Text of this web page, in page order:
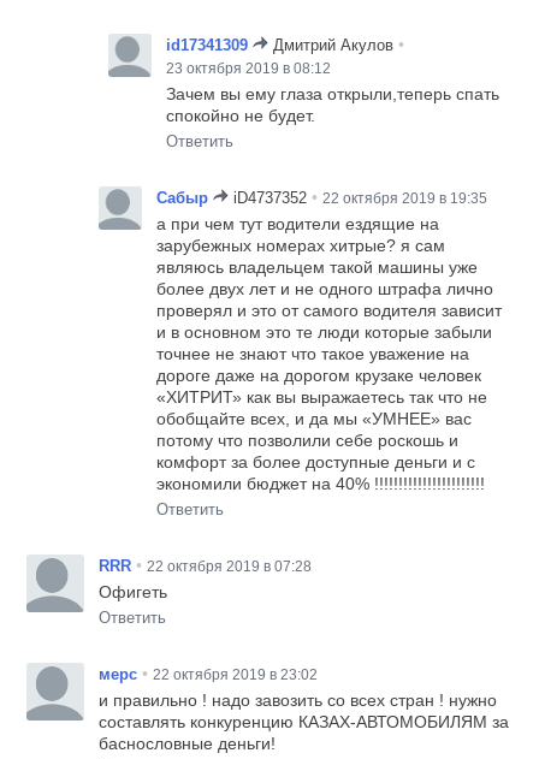
id17341309 Дмитрий Акулов •
23 октября 2019 в 08:12
Зачем вы ему глаза открыли,теперь спать
спокойно не будет.
Ответить
Сабыр iD4737352 • 22 октября 2019 в 19:35
а при чем тут водители ездящие на
зарубежных номерах хитрые? я сам
являюсь владельцем такой машины уже
более двух лет и не одного штрафа лично
проверял и это от самого водителя зависит
и в основном это те люди которые забыли
точнее не знают что такое уважение на
дороге даже на дорогом крузаке человек
«ХИТРИТ» как вы выражаетесь так что не
обобщайте всех, и да мы «УМНЕЕ» вас
потому что позволили себе роскошь и
комфорт за более доступные деньги и с
экономили бюджет на 40% !!!!!!!!!!!!!!!!!!!!!!!
Ответить
RRR • 22 октября 2019 в 07:28
Офигеть
Ответить
мерс • 22 октября 2019 в 23:02
и правильно ! надо завозить со всех стран ! нужно
составлять конкуренцию КАЗАХ-АВТОМОБИЛЯМ за
баснословные деньги!